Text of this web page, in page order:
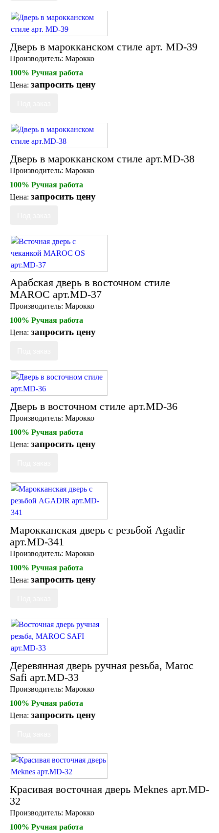
Дверь в марокканском стиле арт. MD-39
Производитель: Марокко
100% Ручная работа
Цена: запросить цену
Дверь в марокканском стиле арт.MD-38
Производитель: Марокко
100% Ручная работа
Цена: запросить цену
Арабская дверь в восточном стиле
MAROC арт.MD-37
Производитель: Марокко
100% Ручная работа
Цена: запросить цену
Дверь в восточном стиле арт.MD-36
Производитель: Марокко
100% Ручная работа
Цена: запросить цену
Марокканская дверь с резьбой Agadir
арт.MD-341
Производитель: Марокко
100% Ручная работа
Цена: запросить цену
Деревянная дверь ручная резьба, Maroc
Safi арт.MD-33
Производитель: Марокко
100% Ручная работа
Цена: запросить цену
Красивая восточная дверь Meknes арт.MD-
32
Производитель: Марокко
100% Ручная работа